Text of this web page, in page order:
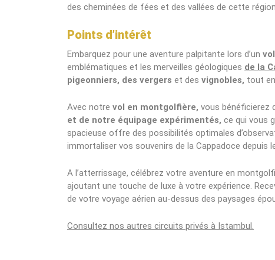
des cheminées de fées et des vallées de cette
Points d’intérêt
Embarquez pour une aventure palpitante lors d’un
emblématiques et les merveilles géologiques de la
pigeonniers, des vergers et des vignobles, tout
Avec notre vol en montgolfière, vous bénéficierez
et de notre équipage expérimentés, ce qui vous
spacieuse offre des possibilités optimales
immortaliser vos souvenirs de la Cappadoce depuis
A l’atterrissage, célébrez votre aventure en
ajoutant une touche de luxe à votre expérience.
de votre voyage aérien au-dessus des paysages
Consultez nos autres circuits privés à Istambul.